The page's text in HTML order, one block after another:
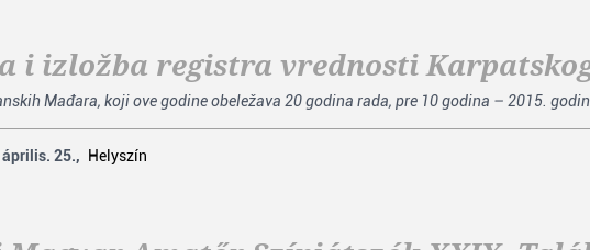
i izložba registra vrednosti
Mađara, koji ove godine obeležava 20 godina rada, pre 10 godina – 2015.
25., Helyszín